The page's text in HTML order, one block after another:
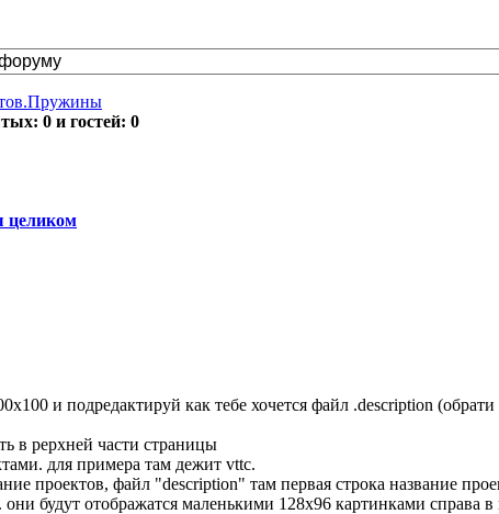
0 и гостей: 0
целиком
и подредактируй как тебе хочется файл .description
в рерхней части страницы
для примера там дежит vttc.
проектов, файл "description" там первая строка название
будут отображатся маленькими 128х96 картинками справа в